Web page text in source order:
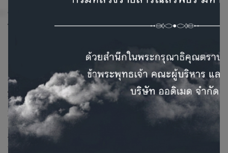
ความหลากหลายของการใช้งาน
AD226 เป็นเครื่องตรวจการได้ยินแบบสแตนอโลนโดยไม่ต้องมี
การทำงานบนคอมพิวเตอร์ นอกจากนี้ยังสามารถตรวจการได้ยิน
ความเป็นมืออาชีพ
AD226 เป็นเครื่องตรวจที่มีขนาดเล็กเหมาะสำหรับการพกพา แต่
ให้ประสิทธิภาพในการทำงานสูงมาก พลังของหน่วยประมวลผล
ภายในทำให้มีฟังชันก์การทำงานเหมือนกับเครื่องคอมพิวเตอร์
โดยสามารถอัปโหลดข้อมูลคนไข้ลงในเครื่องก่อนได้ก่อนเดิน
ทางไปตรวจ จากนั้นค่อยเก็บผลการตรวจลงในข้อมูลคนไข้แต่ละ
ราย และเมื่อกลับมาถึงคลินิกสามารถโหลดผลการตรวจลงในฐาน
ข้อมูลที่คุณเลือก